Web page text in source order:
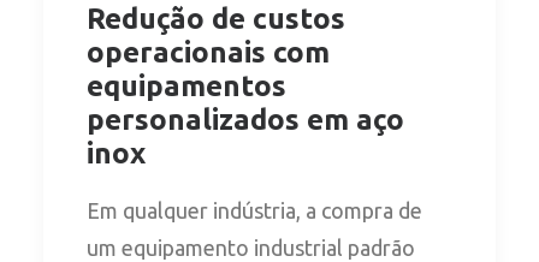
Redução de custos
operacionais com
equipamentos
personalizados em aço
inox
Em qualquer indústria, a compra de
um equipamento industrial padrão